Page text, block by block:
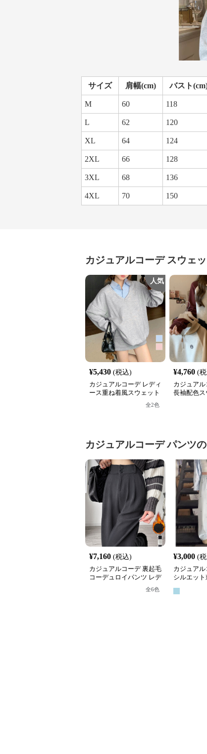
サイズ 肩幅(cm) バスト
M 60 118
L 62 120
XL 64 124
2XL 66 128
3XL 68 136
4XL 70 150
カジュアルコーデ スウェ
人気
¥5,430 (税込)
カジュアルコーデ レディ
ース重ね着風スウェット
長袖シャツ襟切り替え
全2色
¥4,760 (
カジュアル
長袖配色ス
カジュアルコーデ パンツ
¥7,160 (税込)
カジュアルコーデ 裏起毛
コーデュロイパンツ レデ
全6色
¥3,000 (
カジュア
シルエッ